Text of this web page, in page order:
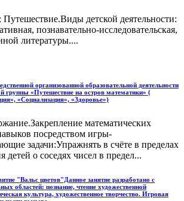
детской деятельности:
познавательно-исследовательская,
литературы....
организованной образовательной деятельности
группы «Путешествие на остров математики» (
«Социализация», «Здоровье»)
математических
посредством игры-
задачи:Упражнять в счёте в пределах
детей о соседях чисел в предел...
"Вальс цветов"Данное занятие разработано с
областей: познание, чтение художественной
культура, художественное творчество. Игровая